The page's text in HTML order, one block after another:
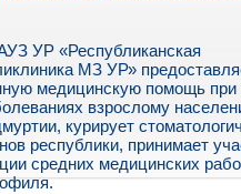
УР «Республиканская
МЗ УР»
медицинскую помощь при
взрослому
курирует
республики, принимает
средних медицинских